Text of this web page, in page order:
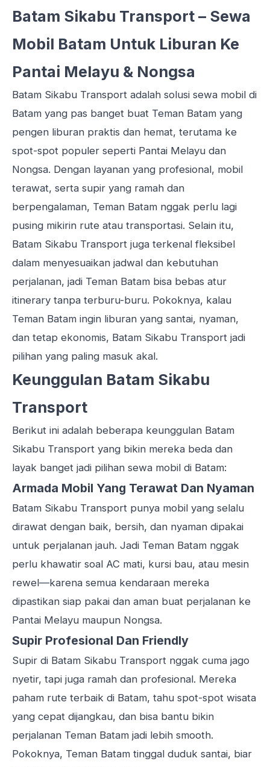
Batam Sikabu Transport – Sewa
Mobil Batam Untuk Liburan Ke
Pantai Melayu & Nongsa
Batam Sikabu Transport adalah solusi sewa mobil di
Batam yang pas banget buat Teman Batam yang
pengen liburan praktis dan hemat, terutama ke
spot-spot populer seperti Pantai Melayu dan
Nongsa. Dengan layanan yang profesional, mobil
terawat, serta supir yang ramah dan
berpengalaman, Teman Batam nggak perlu lagi
pusing mikirin rute atau transportasi. Selain itu,
Batam Sikabu Transport juga terkenal fleksibel
dalam menyesuaikan jadwal dan kebutuhan
perjalanan, jadi Teman Batam bisa bebas atur
itinerary tanpa terburu-buru. Pokoknya, kalau
Teman Batam ingin liburan yang santai, nyaman,
dan tetap ekonomis, Batam Sikabu Transport jadi
pilihan yang paling masuk akal.
Keunggulan Batam Sikabu
Transport
Berikut ini adalah beberapa keunggulan Batam
Sikabu Transport yang bikin mereka beda dan
layak banget jadi pilihan sewa mobil di Batam:
Armada Mobil Yang Terawat Dan Nyaman
Batam Sikabu Transport punya mobil yang selalu
dirawat dengan baik, bersih, dan nyaman dipakai
untuk perjalanan jauh. Jadi Teman Batam nggak
perlu khawatir soal AC mati, kursi bau, atau mesin
rewel—karena semua kendaraan mereka
dipastikan siap pakai dan aman buat perjalanan ke
Pantai Melayu maupun Nongsa.
Supir Profesional Dan Friendly
Supir di Batam Sikabu Transport nggak cuma jago
nyetir, tapi juga ramah dan profesional. Mereka
paham rute terbaik di Batam, tahu spot-spot wisata
yang cepat dijangkau, dan bisa bantu bikin
perjalanan Teman Batam jadi lebih smooth.
Pokoknya, Teman Batam tinggal duduk santai, biar